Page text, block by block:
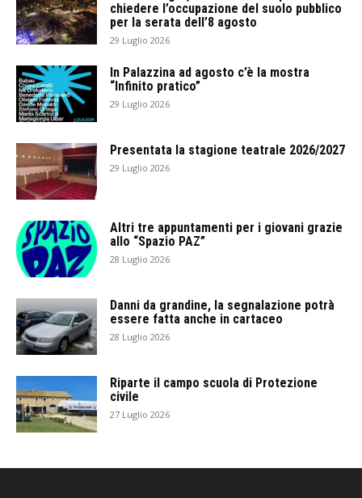
chiedere l’occupazione del suolo pubblico
per la serata dell’8 agosto
29 Luglio 2026
In Palazzina ad agosto c’è la mostra
“Infinito pratico”
29 Luglio 2026
Presentata la stagione teatrale 2026/2027
29 Luglio 2026
Altri tre appuntamenti per i giovani grazie
allo “Spazio PAZ”
28 Luglio 2026
Danni da grandine, la segnalazione potrà
essere fatta anche in cartaceo
28 Luglio 2026
Riparte il campo scuola di Protezione
civile
27 Luglio 2026